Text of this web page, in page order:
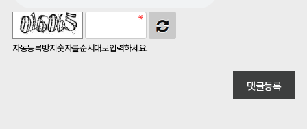
자동등록방지 숫자를 순서대로 입력하세요.